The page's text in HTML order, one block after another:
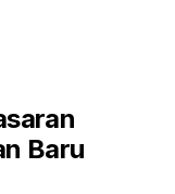
Baru